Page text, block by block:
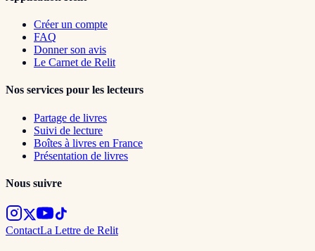
Créer un compte
FAQ
Donner son avis
Le Carnet de Relit
Nos services pour les lecteurs
Partage de livres
Suivi de lecture
Boîtes à livres en France
Présentation de livres
Nous suivre
ContactLa Lettre de Relit